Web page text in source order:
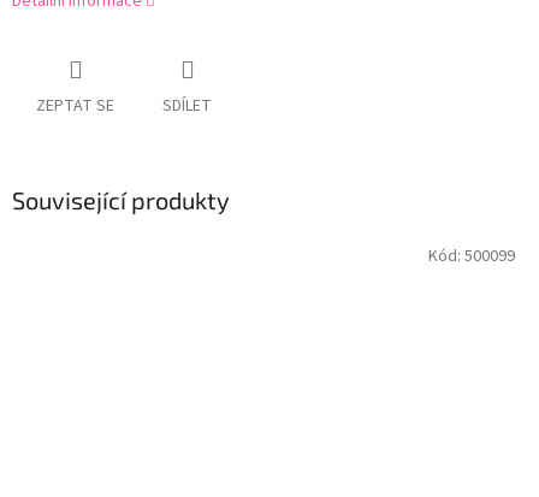
ZEPTAT SE SDÍLET
Související produkty
Kód: 500099